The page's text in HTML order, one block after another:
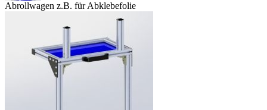
Abrollwagen z.B. für Abklebefolie